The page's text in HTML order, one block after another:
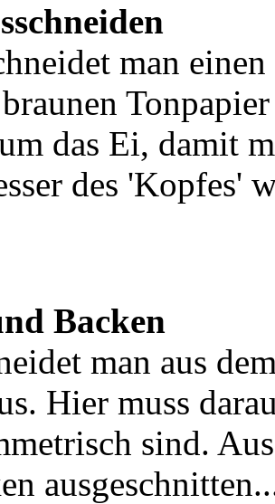
man
das Ei, damit
des 'Kopfes'
Backen
man aus
Hier muss
sind.